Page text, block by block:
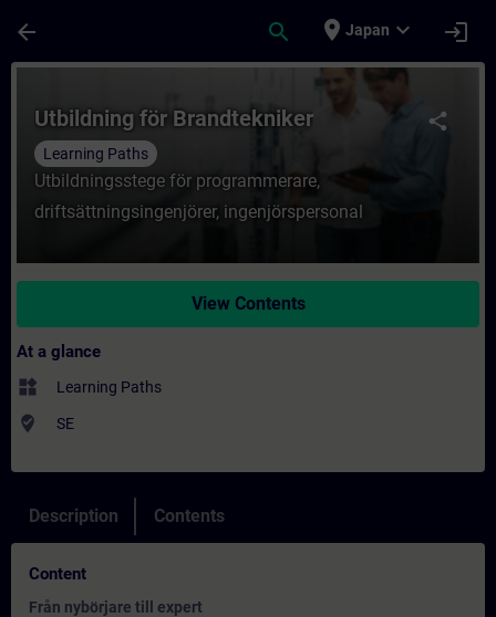
arrow_back search place Japan expand_more login
Course - Utbildning för Brandtekniker -
share
Utbildning för Brandtekniker
Learning Paths
Utbildningsstege för programmerare,
driftsättningsingenjörer, ingenjörspersonal
View Contents
At a glance
widgets Learning Paths
where_to_vote SE
Description Contents
Content
Från nybörjare till expert